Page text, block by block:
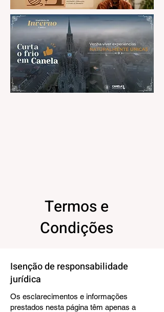
Termos e
Condições
Isenção de responsabilidade
jurídica
Os esclarecimentos e informações
prestados nesta página têm apenas a